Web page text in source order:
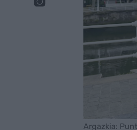
Argazkia: